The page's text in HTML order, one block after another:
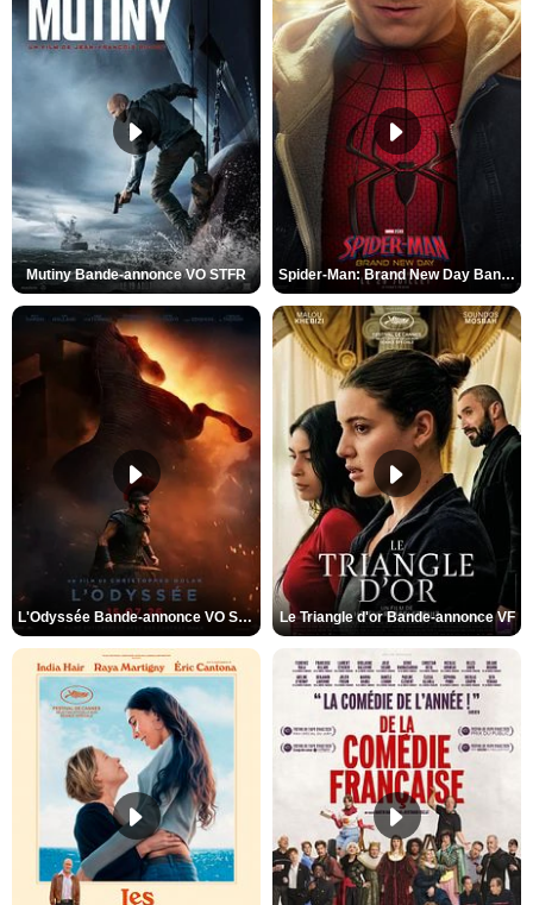
Mutiny Bande-annonce VO STFR Spider-Man: Brand New Day Bande-annonce VO STFR
L'Odyssée Bande-annonce VO STFR Le Triangle d'or Bande-annonce VF